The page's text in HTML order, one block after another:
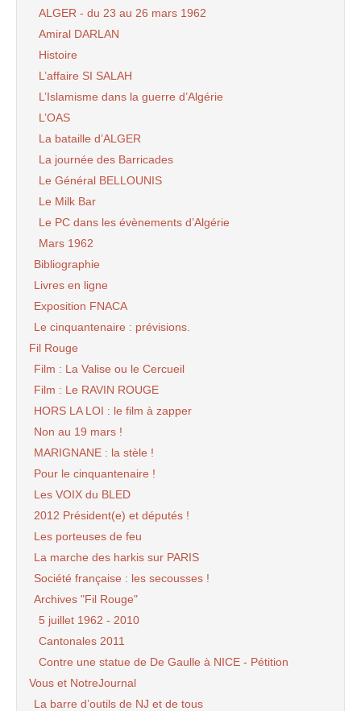
ALGER - du 23 au 26 mars 1962
Amiral DARLAN
Histoire
L’affaire SI SALAH
L’Islamisme dans la guerre d’Algérie
L’OAS
La bataille d’ALGER
La journée des Barricades
Le Général BELLOUNIS
Le Milk Bar
Le PC dans les évènements d’Algérie
Mars 1962
Bibliographie
Livres en ligne
Exposition FNACA
Le cinquantenaire : prévisions.
Fil Rouge
Film : La Valise ou le Cercueil
Film : Le RAVIN ROUGE
HORS LA LOI : le film à zapper
Non au 19 mars !
MARIGNANE : la stèle !
Pour le cinquantenaire !
Les VOIX du BLED
2012 Président(e) et députés !
Les porteuses de feu
La marche des harkis sur PARIS
Société française : les secousses !
Archives "Fil Rouge"
5 juillet 1962 - 2010
Cantonales 2011
Contre une statue de De Gaulle à NICE - Pétition
Vous et NotreJournal
La barre d’outils de NJ et de tous